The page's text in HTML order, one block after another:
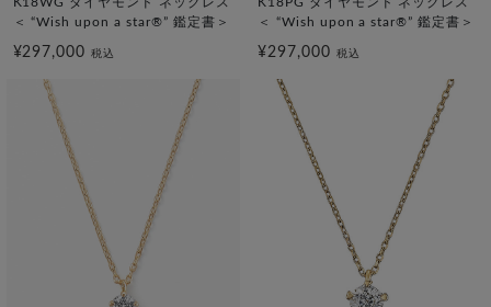
＜ “Wish upon a star®” 鑑定書＞
¥297,000税込
＜ “Wish upon a star®” 鑑定書＞
¥297,000 税込